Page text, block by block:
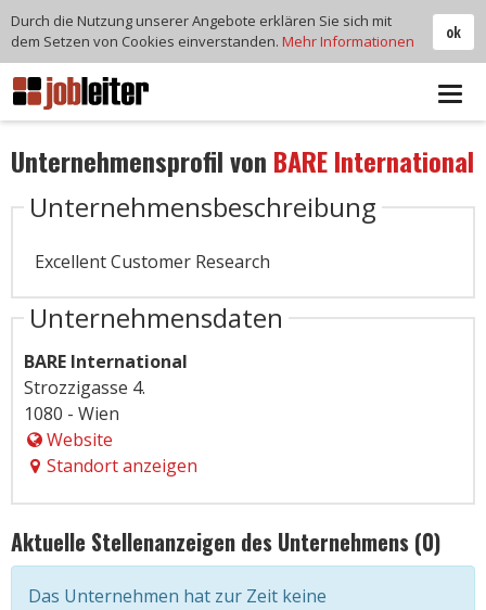
Unternehmensprofil von BARE International
Unternehmensbeschreibung
Excellent Customer Research
Unternehmensdaten
BARE International
Strozzigasse 4.
1080 - Wien
Website
Standort anzeigen
Aktuelle Stellenanzeigen des Unternehmens (0)
Das Unternehmen hat zur Zeit keine
ok
Durch die Nutzung unserer Angebote erklären Sie sich mit
dem Setzen von Cookies einverstanden. Mehr Informationen